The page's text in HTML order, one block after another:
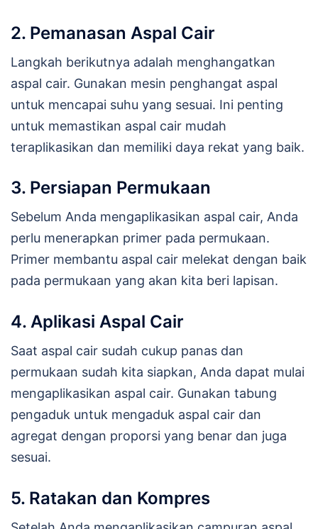
2. Pemanasan Aspal Cair
Langkah berikutnya adalah menghangatkan
aspal cair. Gunakan mesin penghangat aspal
untuk mencapai suhu yang sesuai. Ini penting
untuk memastikan aspal cair mudah
teraplikasikan dan memiliki daya rekat yang baik.
3. Persiapan Permukaan
Sebelum Anda mengaplikasikan aspal cair, Anda
perlu menerapkan primer pada permukaan.
Primer membantu aspal cair melekat dengan baik
pada permukaan yang akan kita beri lapisan.
4. Aplikasi Aspal Cair
Saat aspal cair sudah cukup panas dan
permukaan sudah kita siapkan, Anda dapat mulai
mengaplikasikan aspal cair. Gunakan tabung
pengaduk untuk mengaduk aspal cair dan
agregat dengan proporsi yang benar dan juga
sesuai.
5. Ratakan dan Kompres